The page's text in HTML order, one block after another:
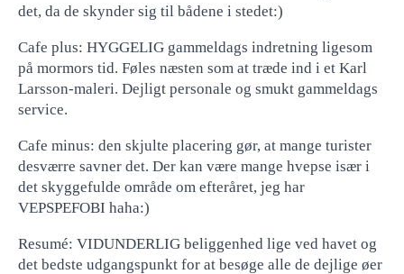
det, da de skynder sig til bådene i stedet:)
Cafe plus: HYGGELIG gammeldags indretning ligesom
på mormors tid. Føles næsten som at træde ind i et Karl
Larsson-maleri. Dejligt personale og smukt gammeldags
service.
Cafe minus: den skjulte placering gør, at mange turister
desværre savner det. Der kan være mange hvepse især i
det skyggefulde område om efteråret, jeg har
VEPSPEFOBI haha:)
Resumé: VIDUNDERLIG beliggenhed lige ved havet og
det bedste udgangspunkt for at besøge alle de dejlige øer